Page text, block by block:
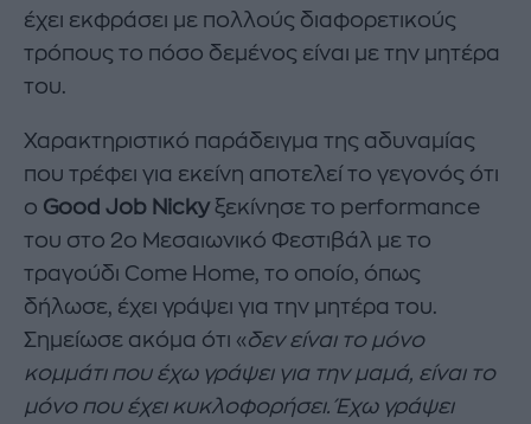
έχει εκφράσει με πολλούς διαφορετικούς
τρόπους το πόσο δεμένος είναι με την μητέρα
του.
Χαρακτηριστικό παράδειγμα της αδυναμίας
που τρέφει για εκείνη αποτελεί το γεγονός ότι
ο Good Job Nickyξεκίνησε το performance
του στο 2ο Μεσαιωνικό Φεστιβάλ με το
τραγούδι Come Home, το οποίο, όπως
δήλωσε, έχει γράψει για την μητέρα του.
Σημείωσε ακόμα ότι «δεν είναι το μόνο
κομμάτι που έχω γράψει για την μαμά, είναι το
μόνο που έχει κυκλοφορήσει. Έχω γράψει